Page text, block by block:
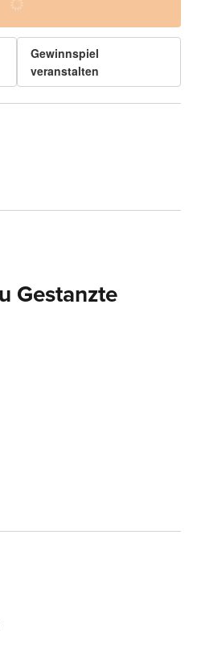
Gewinnspiel
veranstalten
Gestanzte